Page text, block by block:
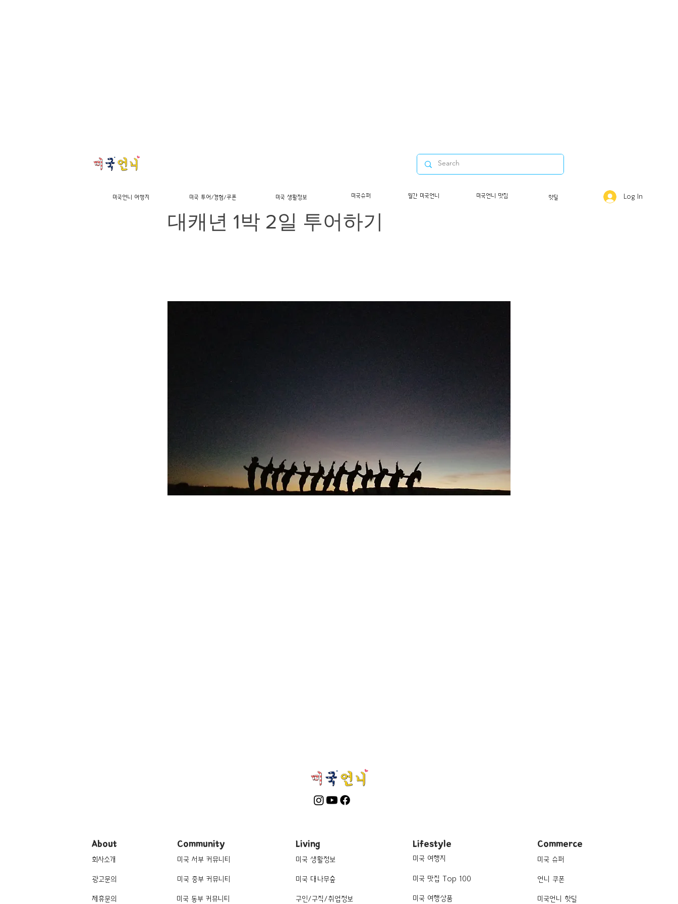
[또래캠핑투어/라스베가스4대캐년] 4
대캐년 1박 2일 투어하기
미국언니 여행지 미국 투어/경험/쿠폰 미국 생활정보 미국슈퍼 월간 미국언니 미국언니 맛집 핫딜 Log In
About
회사소개
광고문의
제휴문의
Community
미국 서부 커뮤니티
미국 중부 커뮤니티
미국 동부 커뮤니티
Living
미국 생활정보
미국 대나무숲
구인/구직/취업정보
Lifestyle
미국 여행지
미국 맛집 Top 100
미국 여행상품
Commerce
미국 슈퍼
언니 쿠폰
미국언니 핫딜